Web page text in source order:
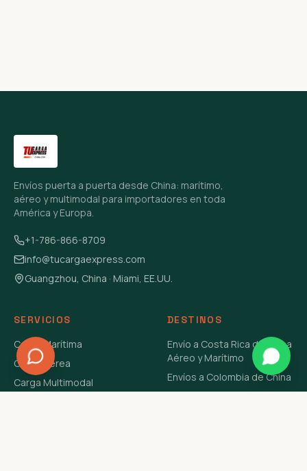
Envíos puerta a puerta desde China: marítimo,
aéreo y multimodal para importadores en toda
América y Europa.
+1-786-866-8709
info@tucargaexpress.com
Guangzhou, China · Miami, EE.UU.
SERVICIOS
Carga Marítima
Carga Aérea
Carga Multimodal
DESTINOS
Envío a Costa Rica de China
Aéreo y Marítimo
Envíos a Colombia de China